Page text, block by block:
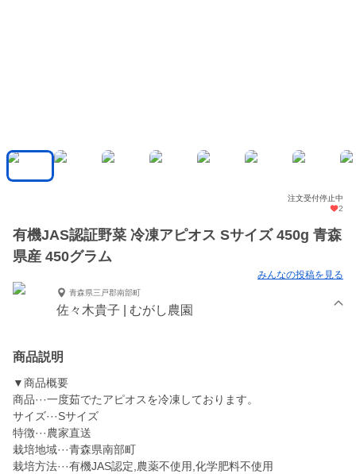
注文受付停止中
2
有機JAS認証野菜 冷凍アピオス Sサイズ 450g 青森
県産 450グラム
みんなの投稿を見る
青森県三戸郡南部町
佐々木貴子 | むがし農園
商品説明
▼商品概要
商品···一度茹でたアピオスを冷凍しております。
サイズ···Sサイズ
特徴···農家直送
栽培地域···青森県南部町
栽培方法···有機JAS認定,農薬不使用,化学肥料不使用